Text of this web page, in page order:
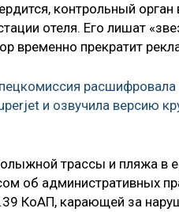
контрольный
отеля. Его лишат
временно прекратит
и озвучила версию
трассы и пляжа в
об административных
КоАП, карающей за